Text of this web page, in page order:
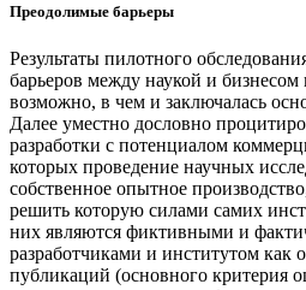
Преодолимые барьеры
Результаты пилотного
барьеров между наукой и
возможно, в чем и заключалась
Далее уместно дословно
разработки с потенциалом
которых проведение научных
собственное опытное
решить которую силами самих
них являются фиктивными и
разработчиками и институтом
публикаций (основного критерия